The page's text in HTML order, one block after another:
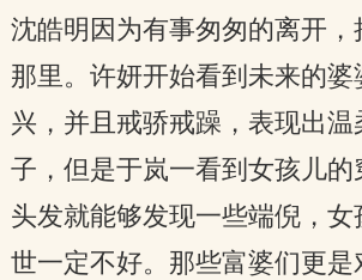
沈皓明因为有事匆匆的离开，
那里。许妍开始看到未来的婆
兴，并且戒骄戒躁，表现出温
子，但是于岚一看到女孩儿的
头发就能够发现一些端倪，女
世一定不好。那些富婆们更